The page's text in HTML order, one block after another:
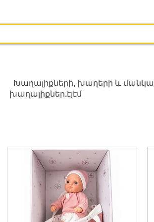
Խաղալիքների, խաղերի և
խաղալիքներ.էյէմ